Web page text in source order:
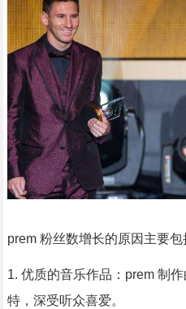
prem 粉丝数增长的原因主要包
1. 优质的音乐作品：prem 制
特，深受听众喜爱。